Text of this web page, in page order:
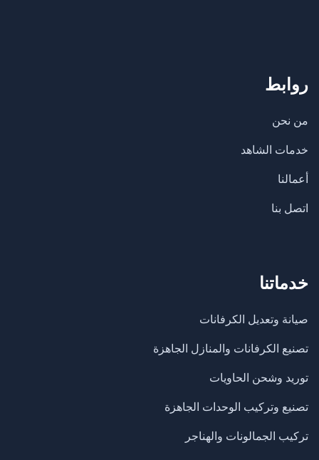
روابط
من نحن
خدمات الشاهد
أعمالنا
اتصل بنا
خدماتنا
صيانة وتعديل الكرفانات
تصنيع الكرفانات والمنازل الجاهزة
​توريد وشحن الحاويات
تصنيع وتركيب الوحدات الجاهزة
تركيب الجمالونات والهناجر